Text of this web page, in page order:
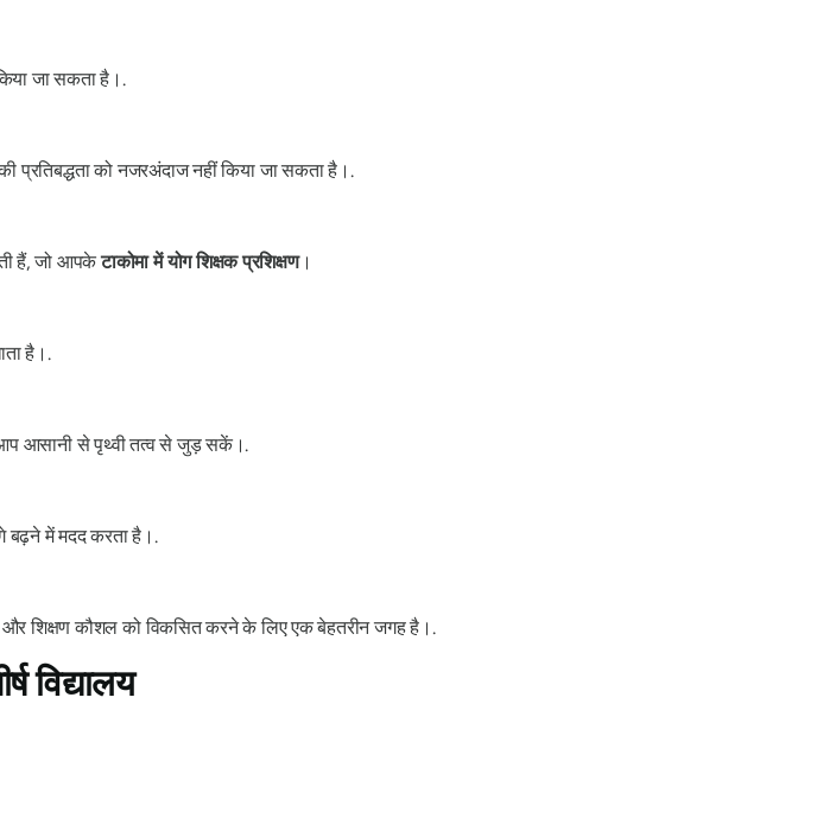
जा सकता है।.
प्रतिबद्धता को नजरअंदाज नहीं किया जा सकता है।.
हैं, जो आपकेटाकोमा में योग शिक्षक प्रशिक्षण।
है।.
आप आसानी से पृथ्वी तत्व से जुड़ सकें।.
बढ़ने में मदद करता है।.
शिक्षण कौशल को विकसित करने के लिए एक बेहतरीन जगह है।.
विद्यालय